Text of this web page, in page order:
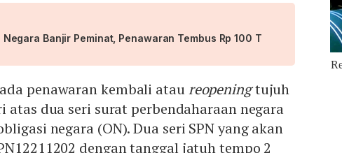
Banjir Peminat, Penawaran Tembus Rp 100 T
penawaran kembali ataureopeningtujuh
atas dua seri surat perbendaharaan negara
negara (ON). Dua seri SPN yang akan
dengan tanggal jatuh tempo 2